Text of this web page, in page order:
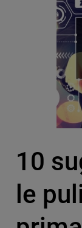
10
le